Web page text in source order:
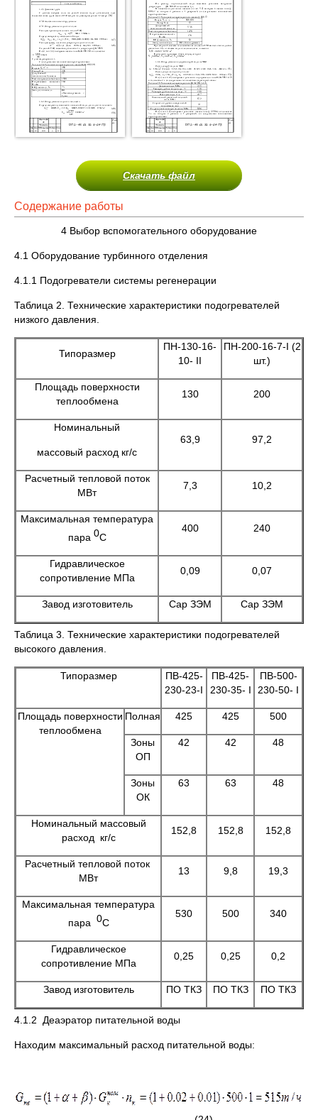
Скачать файл
Содержание работы
4 Выбор вспомогательного оборудование
4.1 Оборудование турбинного отделения
4.1.1 Подогреватели системы регенерации
Таблица 2. Технические характеристики подогревателей
низкого давления.
Типоразмер
ПН-130-16-
10- II
ПН-200-16-7-I (2
шт.)
Площадь поверхности
теплообмена
130 200
Номинальный
массовый расход кг/с
63,9 97,2
Расчетный тепловой поток
МВт
7,3 10,2
Максимальная температура
пара 0С
400 240
Гидравлическое
сопротивление МПа
0,09 0,07
Завод изготовитель Сар ЗЭМ Сар ЗЭМ
Таблица 3. Технические характеристики подогревателей
высокого давления.
Типоразмер
ПВ-425-
230-23-I
ПВ-425-
230-35- I
ПВ-500-
230-50- I
Площадь поверхности
теплообмена
Полная 425 425 500
Зоны
ОП
42 42 48
Зоны
ОК
63 63 48
Номинальный массовый
расход кг/с
152,8 152,8 152,8
Расчетный тепловой поток
МВт
13 9,8 19,3
Максимальная температура
пара 0С
530 500 340
Гидравлическое
сопротивление МПа
0,25 0,25 0,2
Завод изготовитель ПО ТКЗ ПО ТКЗ ПО ТКЗ
4.1.2 Деаэратор питательной воды
Находим максимальный расход питательной воды: